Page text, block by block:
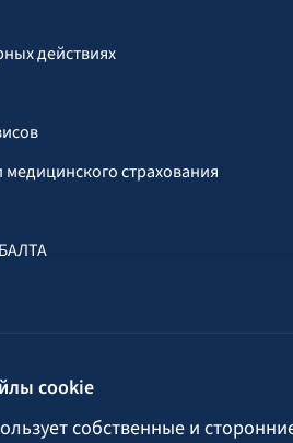
cookie
собственные и
действиях
страхования